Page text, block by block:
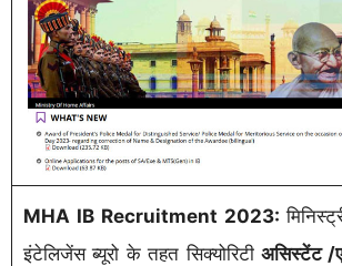
MHA IB Recruitment 2023:
इंटेलिजेंस ब्यूरो के तहत सिक्योरिटी असिस्टेंट /